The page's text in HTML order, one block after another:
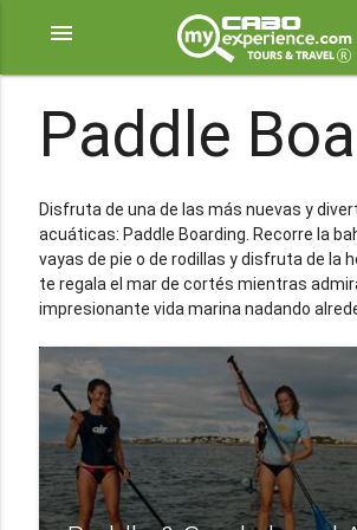
menu
Paddle
Disfruta de una de las más nuevas y
acuáticas: Paddle Boarding. Recorre la
vayas de pie o de rodillas y disfruta de la
te regala el mar de cortés mientras
impresionante vida marina nadando